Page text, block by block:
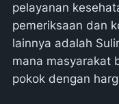
pelayanan
pemeriksaan dan
lainnya adalah
mana masyarakat
pokok dengan